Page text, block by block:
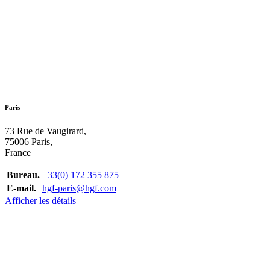
Paris
73 Rue de Vaugirard,
75006 Paris,
France
Bureau. +33(0) 172 355 875
E-mail. hgf-paris@hgf.com
Afficher les détails